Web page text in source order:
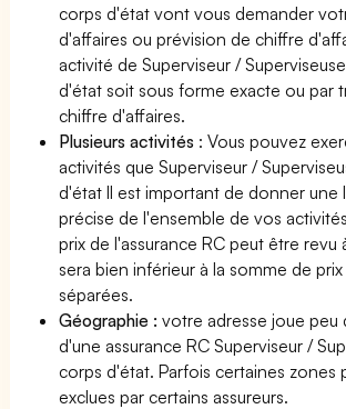
corps d'état vont vous demander
d'affaires ou prévision de chiffre
activité de Superviseur /
d'état soit sous forme exacte ou par
chiffre d'affaires.
Plusieurs activités : Vous pouvez
activités que Superviseur /
d'état Il est important de donner une
précise de l'ensemble de vos
prix de l'assurance RC peut être revu
sera bien inférieur à la somme de
séparées.
Géographie :votre adresse joue peu
d'une assurance RC Superviseur /
corps d'état. Parfois certaines zones
exclues par certains assureurs.